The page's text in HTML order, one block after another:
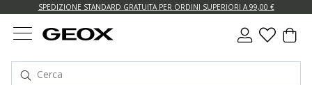
SPEDIZIONE STANDARD GRATUITA PER ORDINI SUPERIORI A 99,00 €